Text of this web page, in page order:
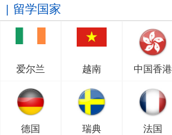
留学国家
爱尔兰 越南 中国香港
德国 瑞典 法国